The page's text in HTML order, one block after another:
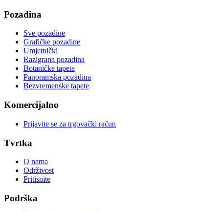
Pozadina
Sve pozadine
Grafičke pozadine
Umjetnički
Razigrana pozadina
Botaničke tapete
Panoramska pozadina
Bezvremenske tapete
Komercijalno
Prijavite se za trgovački račun
Tvrtka
O nama
Održivost
Pritisnite
Podrška